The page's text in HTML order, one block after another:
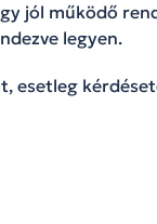
jól működő
legyen.
esetleg